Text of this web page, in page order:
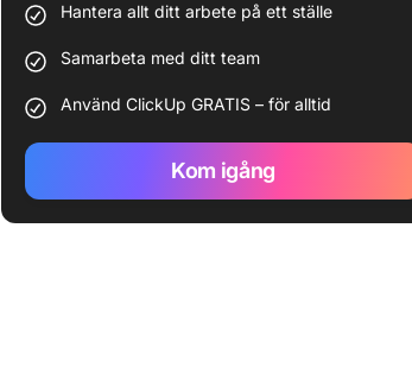
Hantera allt ditt arbete på ett ställe
Samarbeta med ditt team
Använd ClickUp GRATIS – för alltid
Kom igång